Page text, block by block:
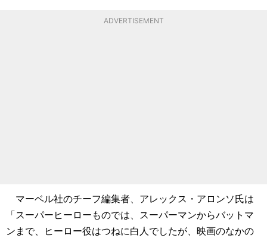
ADVERTISEMENT
マーベル社のチーフ編集者、アレックス・アロンソ氏は
「スーパーヒーローものでは、スーパーマンからバットマ
ンまで、ヒーロー役はつねに白人でしたが、映画のなかの